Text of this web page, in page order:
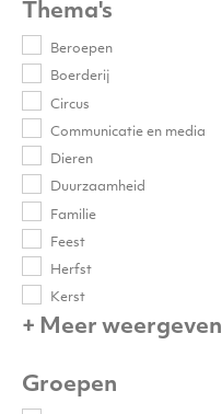
Thema's
Beroepen
Boerderij
Circus
Communicatie en media
Dieren
Duurzaamheid
Familie
Feest
Herfst
Kerst
+ Meer weergeven
Groepen